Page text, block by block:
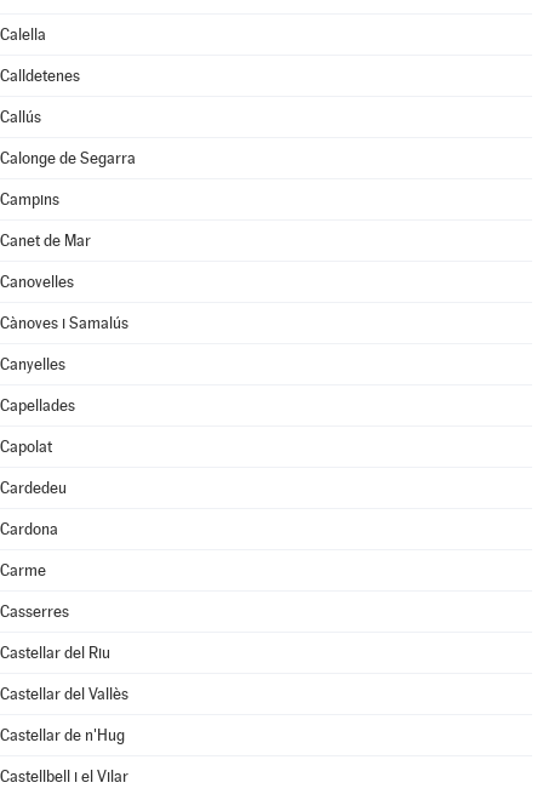
Calella
Calldetenes
Callús
Calonge de Segarra
Campins
Canet de Mar
Canovelles
Cànoves i Samalús
Canyelles
Capellades
Capolat
Cardedeu
Cardona
Carme
Casserres
Castellar del Riu
Castellar del Vallès
Castellar de n'Hug
Castellbell i el Vilar